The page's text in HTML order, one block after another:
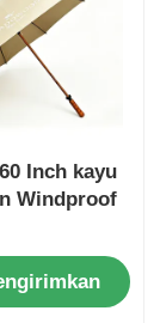
Inch kayu
Windproof